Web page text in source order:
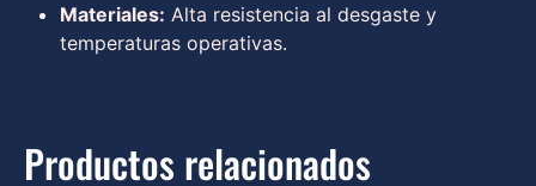
Materiales: Alta resistencia al desgaste y
temperaturas operativas.
Productos relacionados